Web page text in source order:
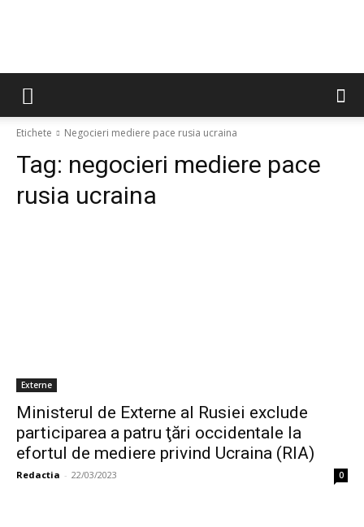
Etichete Negocieri mediere pace rusia ucraina
Tag: negocieri mediere pace
rusia ucraina
Externe
Ministerul de Externe al Rusiei exclude
participarea a patru ţări occidentale la
efortul de mediere privind Ucraina (RIA)
Redactia - 22/03/2023 0